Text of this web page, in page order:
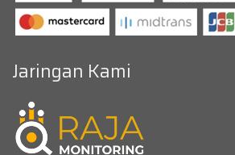
Jaringan Kami